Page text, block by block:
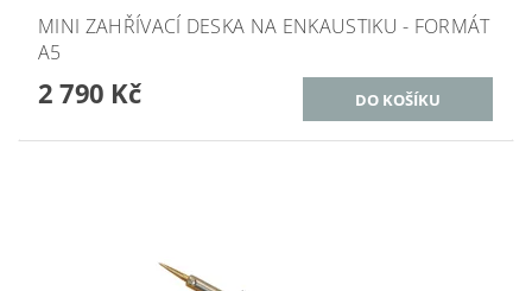
MINI ZAHŘÍVACÍ DESKA NA ENKAUSTIKU - FORMÁT
A5
2 790 Kč